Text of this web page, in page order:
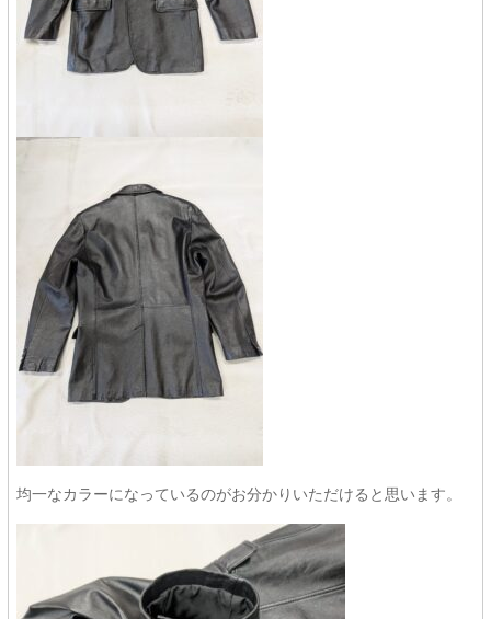
均一なカラーになっているのがお分かりいただけると思います。